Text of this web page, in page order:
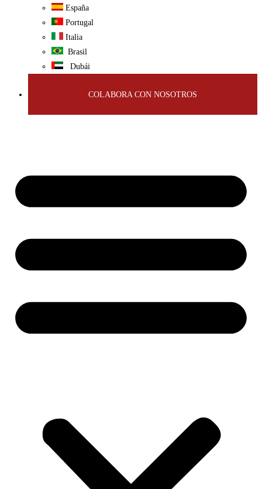
España
Portugal
Italia
Brasil
Dubái
COLABORA CON NOSOTROS